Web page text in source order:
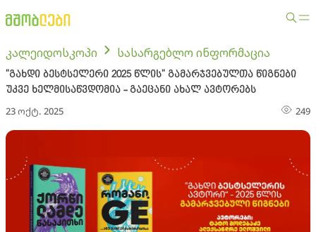
კალეიდოსკოპი სასარგებლო ინფორმაცია
"გახდი ბესტსელერი 2025 წლის" გამარჯვებულთა წიგნები
უკვე ხელმისაწვდომია - გაეცანი ახალ ავტორებს
23 ოქტ. 2025 249